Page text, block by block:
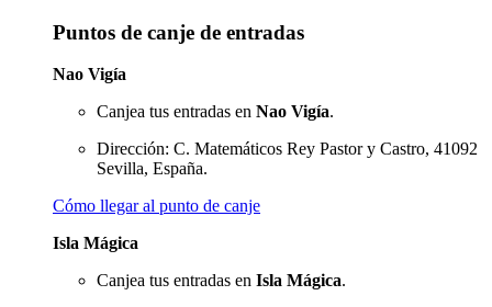
Puntos de canje de entradas
Nao Vigía
Canjea tus entradas en Nao Vigía.
Dirección: C. Matemáticos Rey Pastor y Castro, 41092
Sevilla, España.
Cómo llegar al punto de canje
Isla Mágica
Canjea tus entradas en Isla Mágica.